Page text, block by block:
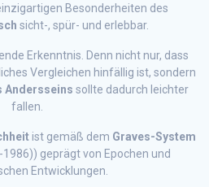
Besonderheiten des
sicht-, spür- und erlebbar.
Erkenntnis. Denn nicht nur, dass
Vergleichen hinfällig ist, sondern
Andersseins sollte dadurch leichter
fallen.
ist gemäß dem Graves-System
1986)) geprägt von Epochen und
Entwicklungen.